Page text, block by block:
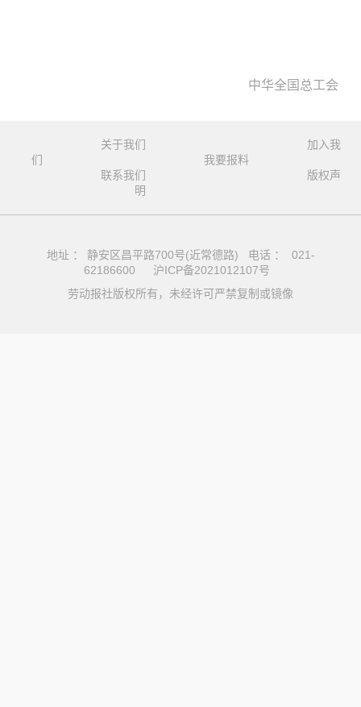
中华全国总工会
关于我们
加入我
们
我要报料
联系我们
版权声
明
地址 ： 静安区昌平路700号(近常德路) 电话 ： 021-
62186600
沪ICP备2021012107号
劳动报社版权所有，未经许可严禁复制或镜像